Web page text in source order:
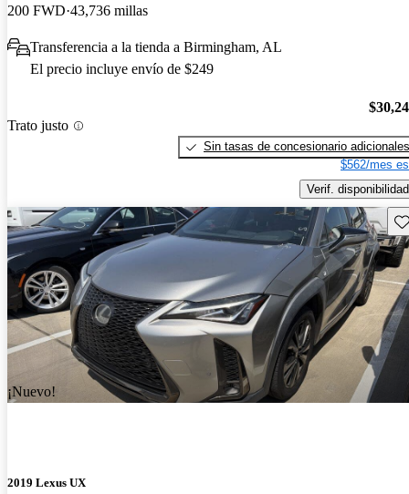
200 FWD 43,736 millas
Transferencia a la tienda a Birmingham, AL
El precio incluye envío de $249
Trato justo
Sin tasas de concesionario adicionales
$562/mes
Verif. disponibilidad
¡Nuevo!
2019 Lexus UX